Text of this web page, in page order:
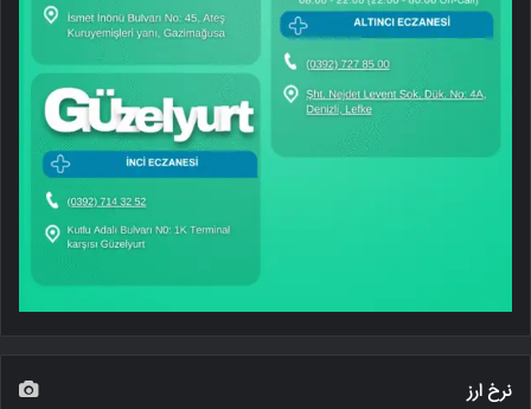
نرخ ارز